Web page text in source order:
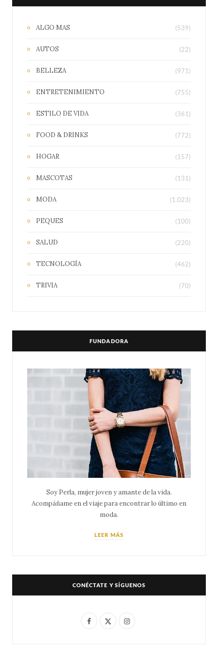
ALGO MAS (539)
AUTOS (22)
BELLEZA (971)
ENTRETENIMIENTO (755)
ESTILO DE VIDA (361)
FOOD & DRINKS (772)
HOGAR (157)
MASCOTAS (131)
MODA (1.023)
PEQUES (100)
SALUD (220)
TECNOLOGÍA (462)
TRIVIA (70)
FUNDADORA
Soy Perla, mujer joven y amante de la vida.
Acompáñame en el viaje para encontrar lo último en
moda.
LEER MÁS
CONÉCTATE Y SÍGUENOS
F
X
I